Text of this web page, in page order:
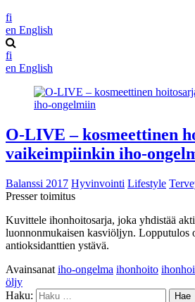
fi
en English
fi
en English
O-LIVE – kosmeettinen
vaikeimpiinkin iho-
Balanssi 2017 Hyvinvointi Lifestyle
Presser toimitus
Kuvittele ihonhoitosarja, joka yhdistää
luonnonmukaisen kasviöljyn. Lopputulos
antioksidanttien ystävä.
Avainsanat iho-ongelma ihonhoito
öljy
Haku: